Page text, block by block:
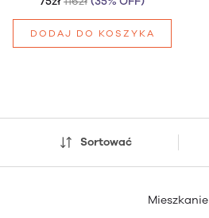
DODAJ DO KOSZYKA
Sortować
Mieszkanie